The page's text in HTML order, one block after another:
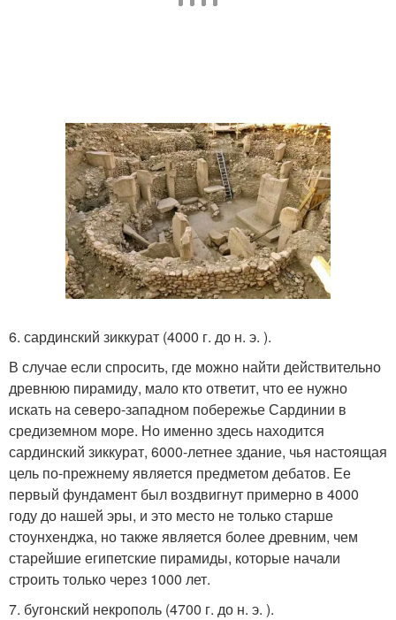
6. сардинский зиккурат (4000 г. до н. э. ).
В случае если спросить, где можно найти действительно
древнюю пирамиду, мало кто ответит, что ее нужно
искать на северо-западном побережье Сардинии в
средиземном море. Но именно здесь находится
сардинский зиккурат, 6000-летнее здание, чья настоящая
цель по-прежнему является предметом дебатов. Ее
первый фундамент был воздвигнут примерно в 4000
году до нашей эры, и это место не только старше
стоунхенджа, но также является более древним, чем
старейшие египетские пирамиды, которые начали
строить только через 1000 лет.
7. бугонский некрополь (4700 г. до н. э. ).